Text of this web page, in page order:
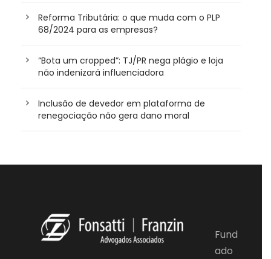
Reforma Tributária: o que muda com o PLP
68/2024 para as empresas?
“Bota um cropped”: TJ/PR nega plágio e loja
não indenizará influenciadora
Inclusão de devedor em plataforma de
renegociação não gera dano moral
Fund
ado